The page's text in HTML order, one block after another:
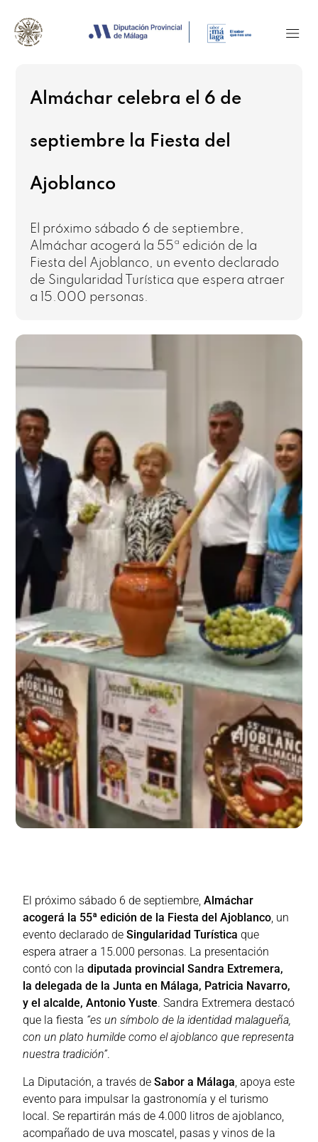
Almáchar celebra el 6 de
septiembre la Fiesta del
Ajoblanco
El próximo sábado 6 de septiembre,
Almáchar acogerá la 55ª edición de la
Fiesta del Ajoblanco, un evento declarado
de Singularidad Turística que espera atraer
a 15.000 personas.
El próximo sábado 6 de septiembre,Almáchar
acogerá la 55ª edición de la Fiesta del Ajoblanco, un
evento declarado deSingularidad Turística que
espera atraer a 15.000 personas. La presentación
contó con ladiputada provincial Sandra Extremera,
la delegada de la Junta en Málaga, Patricia Navarro,
y el alcalde, Antonio Yuste. Sandra Extremera destacó
que la fiesta “es un símbolo de la identidad malagueña,
con un plato humilde como el ajoblanco que representa
nuestra tradición”.
La Diputación, a través deSabor a Málaga , apoya este
evento para impulsar la gastronomía y el turismo
local. Se repartirán más de 4.000 litros de ajoblanco,
acompañado de uva moscatel, pasas y vinos de la